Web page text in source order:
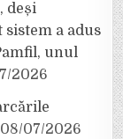
deși
a adus
unul
2026
08/07/2026